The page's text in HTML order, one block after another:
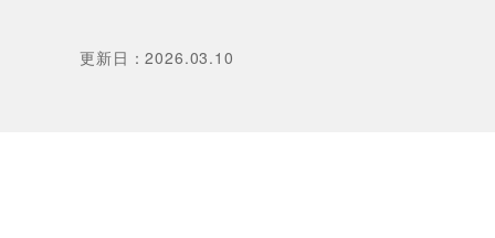
更新日 ：2026.03.10